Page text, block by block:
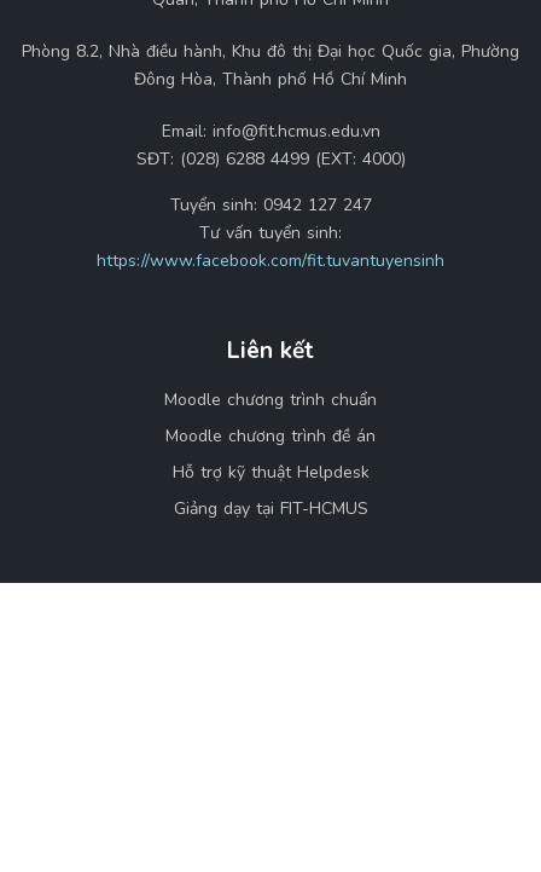
Phòng 8.2, Nhà điều hành, Khu đô thị Đại học Quốc gia, Phường
Đông Hòa, Thành phố Hồ Chí Minh
Email: info@fit.hcmus.edu.vn
SĐT: (028) 6288 4499 (EXT: 4000)
Tuyển sinh: 0942 127 247
Tư vấn tuyển sinh:
https://www.facebook.com/fit.tuvantuyensinh
Liên kết
Moodle chương trình chuẩn
Moodle chương trình đề án
Hỗ trợ kỹ thuật Helpdesk
Giảng dạy tại FIT-HCMUS